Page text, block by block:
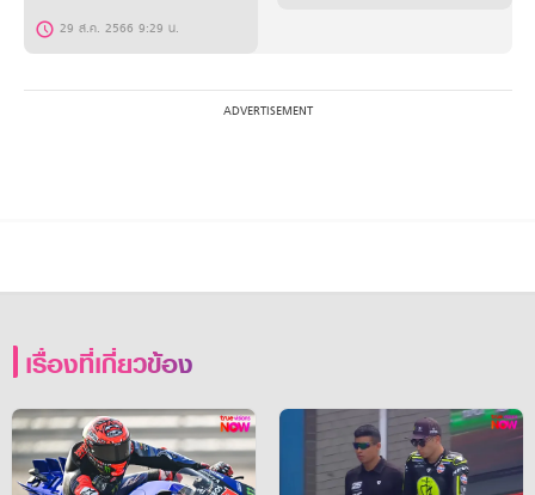
29 ส.ค. 2566 9:29 น.
เรื่องที่เกี่ยวข้อง